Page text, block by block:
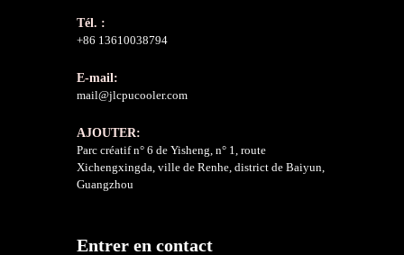
Tél. :
+86 13610038794
E-mail:
mail@jlcpucooler.com
AJOUTER:
Parc créatif n° 6 de Yisheng, n° 1, route
Xichengxingda, ville de Renhe, district de Baiyun,
Guangzhou
Entrer en contact